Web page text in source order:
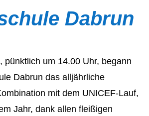
Dabrun
pünktlich um 14.00 Uhr, begann
Dabrun das alljährliche
mit dem UNICEF-Lauf,
Jahr, dank allen fleißigen